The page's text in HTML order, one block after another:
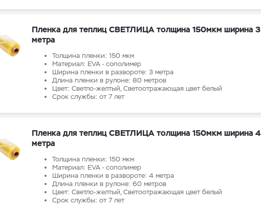
Пленка для теплиц СВЕТЛИЦА толщина 150мкм ширина 3
метра
Толщина пленки: 150 мкм
Материал: EVA - сополимер
Ширина пленки в развороте: 3 метра
Длина пленки в рулоне: 80 метров
Цвет: Светло-желтый, Светоотражающая цвет белый
Срок службы: от 7 лет
Пленка для теплиц СВЕТЛИЦА толщина 150мкм ширина 4
метра
Толщина пленки: 150 мкм
Материал: EVA - сополимер
Ширина пленки в развороте: 4 метра
Длина пленки в рулоне: 60 метров
Цвет: Светло-желтый, Светоотражающая цвет белый
Срок службы: от 7 лет